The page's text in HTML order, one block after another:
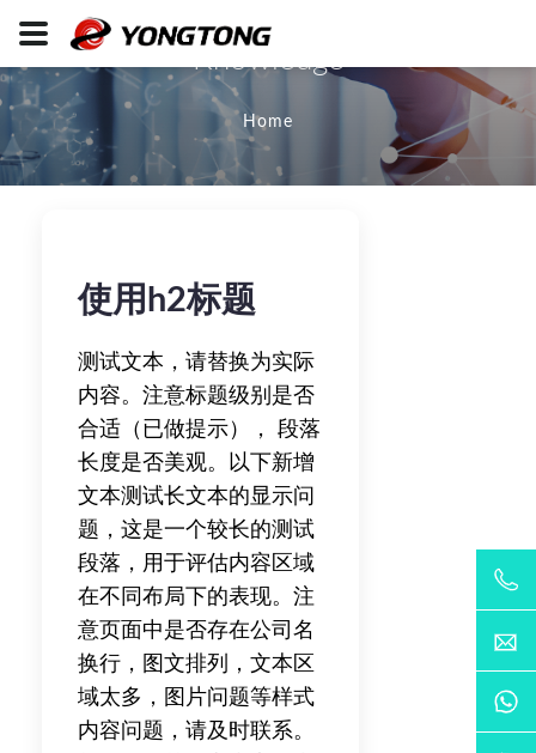
Knowledge
Home
使用h2标题
测试文本，请替换为实际
内容。注意标题级别是否
合适（已做提示）， 段落
长度是否美观。以下新增
文本测试长文本的显示问
题，这是一个较长的测试
段落，用于评估内容区域
在不同布局下的表现。注
意页面中是否存在公司名
换行，图文排列，文本区
域太多，图片问题等样式
内容问题，请及时联系。